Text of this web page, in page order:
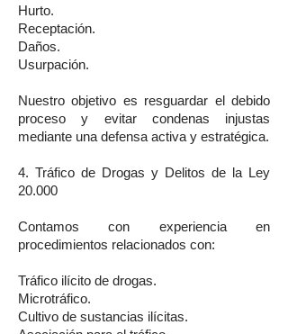
Hurto.
Receptación.
Daños.
Usurpación.
Nuestro objetivo es resguardar el debido
proceso y evitar condenas injustas
mediante una defensa activa y estratégica.
4. Tráfico de Drogas y Delitos de la Ley
20.000
Contamos con experiencia en
procedimientos relacionados con:
Tráfico ilícito de drogas.
Microtráfico.
Cultivo de sustancias ilícitas.